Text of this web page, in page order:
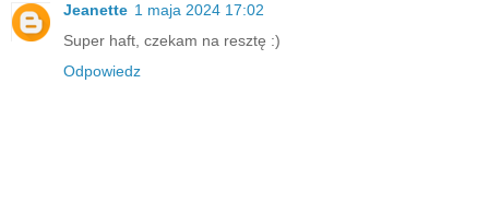
Jeanette 1 maja 2024 17:02
Super haft, czekam na resztę :)
Odpowiedz